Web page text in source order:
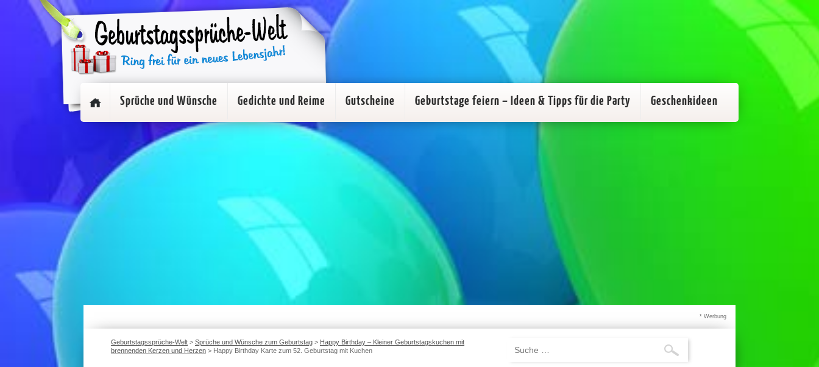
Sprüche und Wünsche Gedichte und Reime Gutscheine Geburtstage feiern – Ideen & Tipps für die Party Geschenkideen
* Werbung
Geburtstagssprüche-Welt > Sprüche und Wünsche zum Geburtstag > Happy Birthday – Kleiner Geburtstagskuchen mit
brennenden Kerzen und Herzen > Happy Birthday Karte zum 52. Geburtstag mit Kuchen